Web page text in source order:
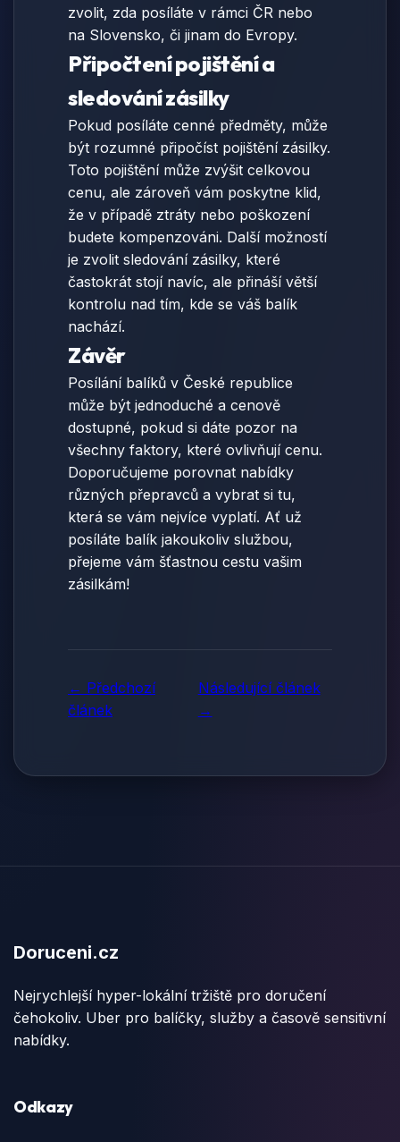
zvolit, zda posíláte v rámci ČR nebo
na Slovensko, či jinam do Evropy.
Připočtení pojištění a
sledování zásilky
Pokud posíláte cenné předměty, může
být rozumné připočíst pojištění zásilky.
Toto pojištění může zvýšit celkovou
cenu, ale zároveň vám poskytne klid,
že v případě ztráty nebo poškození
budete kompenzováni. Další možností
je zvolit sledování zásilky, které
častokrát stojí navíc, ale přináší větší
kontrolu nad tím, kde se váš balík
nachází.
Závěr
Posílání balíků v České republice
může být jednoduché a cenově
dostupné, pokud si dáte pozor na
všechny faktory, které ovlivňují cenu.
Doporučujeme porovnat nabídky
různých přepravců a vybrat si tu,
která se vám nejvíce vyplatí. Ať už
posíláte balík jakoukoliv službou,
přejeme vám šťastnou cestu vašim
zásilkám!
← Předchozí
článek
Následující článek
→
Doruceni.cz
Nejrychlejší hyper-lokální tržiště pro doručení
čehokoliv. Uber pro balíčky, služby a časově sensitivní
nabídky.
Odkazy